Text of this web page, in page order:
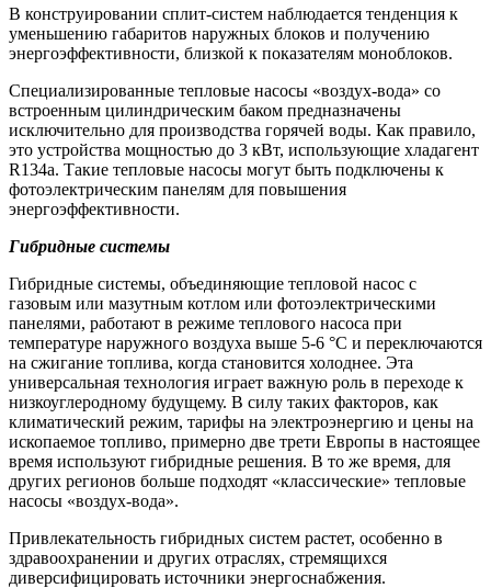
В конструировании сплит-систем наблюдается тенденция к
уменьшению габаритов наружных блоков и получению
энергоэффективности, близкой к показателям моноблоков.
Специализированные тепловые насосы «воздух-вода» со
встроенным цилиндрическим баком предназначены
исключительно для производства горячей воды. Как правило,
это устройства мощностью до 3 кВт, использующие хладагент
R134a. Такие тепловые насосы могут быть подключены к
фотоэлектрическим панелям для повышения
энергоэффективности.
Гибридные системы
Гибридные системы, объединяющие тепловой насос с
газовым или мазутным котлом или фотоэлектрическими
панелями, работают в режиме теплового насоса при
температуре наружного воздуха выше 5-6 °С и переключаются
на сжигание топлива, когда становится холоднее. Эта
универсальная технология играет важную роль в переходе к
низкоуглеродному будущему. В силу таких факторов, как
климатический режим, тарифы на электроэнергию и цены на
ископаемое топливо, примерно две трети Европы в настоящее
время используют гибридные решения. В то же время, для
других регионов больше подходят «классические» тепловые
насосы «воздух-вода».
Привлекательность гибридных систем растет, особенно в
здравоохранении и других отраслях, стремящихся
диверсифицировать источники энергоснабжения.